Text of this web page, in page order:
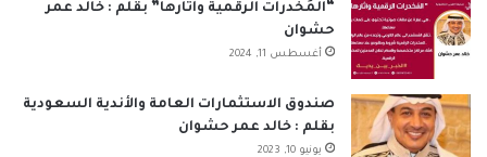
“المُخدرات الرقمية وآثارها” بقلم : خالد عمر
حشوان
أغسطس 11, 2024
صندوق الاستثمارات العامة والأندية السعودية
بقلم : خالد عمر حشوان
يونيو 10, 2023